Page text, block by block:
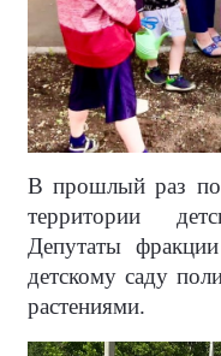
В прошлый раз
территории
Депутаты
детскому саду
растениями.